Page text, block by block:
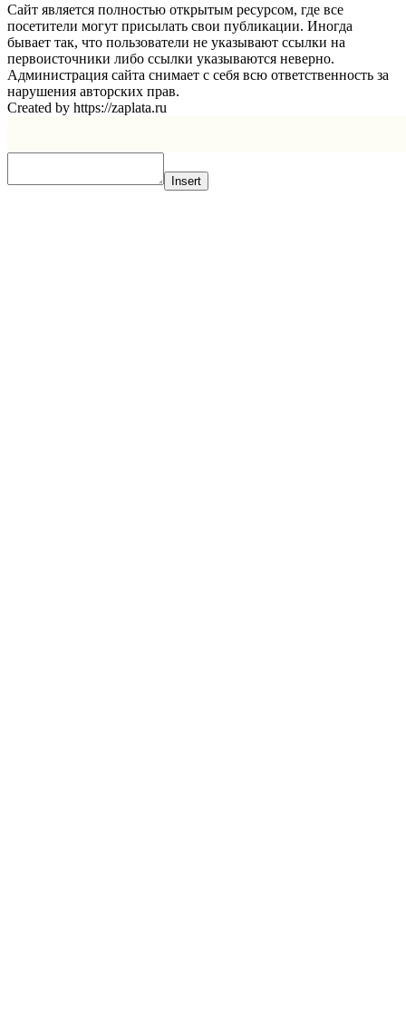
Сайт является полностью открытым ресурсом, где все
посетители могут присылать свои публикации. Иногда
бывает так, что пользователи не указывают ссылки на
первоисточники либо ссылки указываются неверно.
Администрация сайта снимает с себя всю ответственность за
нарушения авторских прав.
Created by https://zaplata.ru
Insert